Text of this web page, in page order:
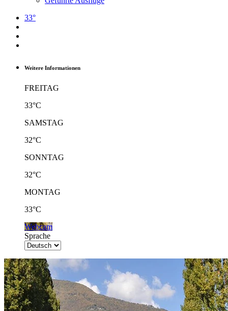
33°
Weitere Informationen
FREITAG
33°C
SAMSTAG
32°C
SONNTAG
32°C
MONTAG
33°C
Webcam
Sprache